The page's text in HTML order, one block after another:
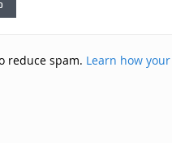
reduce spam. Learn how